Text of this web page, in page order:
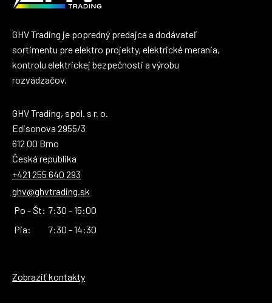
GHV Trading je popredný predajca a dodávateľ
sortimentu pre elektro projekty, elektrické merania,
kontrolu elektrickej bezpečnosti a výrobu
rozvádzačov.
GHV Trading, spol. s r. o.
Edisonova 2955/3
612 00 Brno
Česká republika
+421 255 640 293
ghv@ghvtrading.sk
Po - Št: 7:30 - 15:00
Pia:
7:30 - 14:30
Zobraziť kontakty